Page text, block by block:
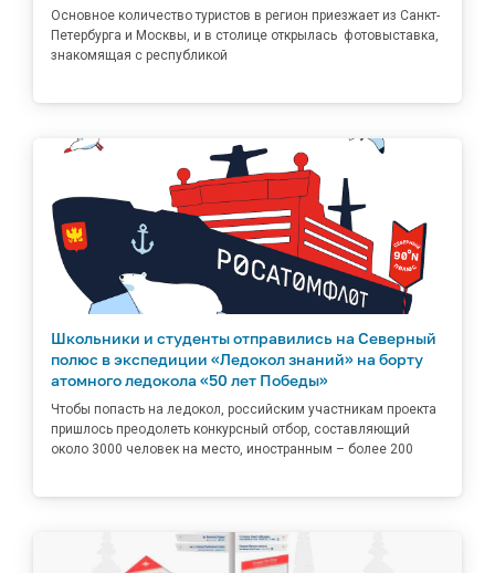
Основное количество туристов в регион приезжает из Санкт-
Петербурга и Москвы, и в столице открылась фотовыставка,
знакомящая с республикой
Школьники и студенты отправились на Северный
полюс в экспедиции «Ледокол знаний» на борту
атомного ледокола «50 лет Победы»
Чтобы попасть на ледокол, российским участникам проекта
пришлось преодолеть конкурсный отбор, составляющий
около 3000 человек на место, иностранным – более 200